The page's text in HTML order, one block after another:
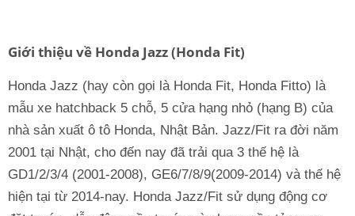
Giới thiệu về Honda Jazz (Honda Fit)
Honda Jazz (hay còn gọi là Honda Fit, Honda Fitto) là
mẫu xe hatchback 5 chỗ, 5 cửa hạng nhỏ (hạng B) của
nhà sản xuất ô tô Honda, Nhật Bản. Jazz/Fit ra đời năm
2001 tại Nhật, cho đến nay đã trải qua 3 thế hệ là
GD1/2/3/4 (2001-2008), GE6/7/8/9(2009-2014) và thế hệ
hiện tại từ 2014-nay. Honda Jazz/Fit sử dụng động cơ